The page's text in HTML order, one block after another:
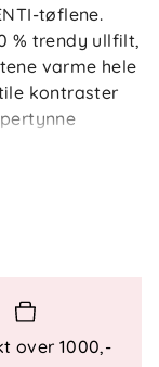
tøflene.
% trendy ullfilt,
varme hele
kontraster
og
innendørs
og avtagning
og
over 1000,-